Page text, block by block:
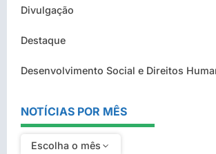
Divulgação
Destaque
Desenvolvimento Social e Direitos
NOTÍCIAS POR MÊS
Escolha o mês